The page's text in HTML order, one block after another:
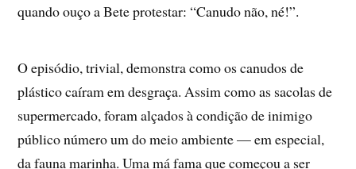
quando ouço a Bete protestar: “Canudo não, né!”.
O episódio, trivial, demonstra como os canudos de
plástico caíram em desgraça. Assim como as sacolas de
supermercado, foram alçados à condição de inimigo
público número um do meio ambiente — em especial,
da fauna marinha. Uma má fama que começou a ser